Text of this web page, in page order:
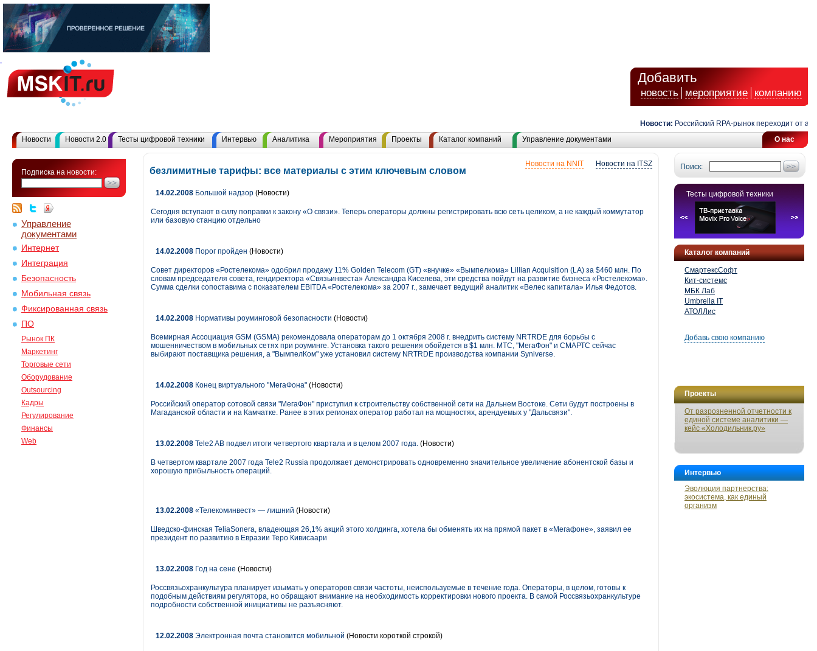
Добавить
новость мероприятие компанию
Новости: Российский RPA-рынок переходит от
О нас
Новости Новости 2.0 Тесты цифровой техники Интервью Аналитика Мероприятия Проекты Каталог компаний Управление документами
Подписка на новости:
Управление
документами
Интернет
Интеграция
Безопасность
Мобильная связь
Фиксированная связь
ПО
Рынок ПК
Маркетинг
Торговые сети
Оборудование
Outsourcing
Кадры
Регулирование
Финансы
Web
Поиск:
Тесты цифровой техники
Каталог компаний
СмартексСофт
Кит-системс
МБК Лаб
Umbrella IT
АТОЛЛис
Добавь свою компанию
Проекты
От разрозненной отчетности к
единой системе аналитики —
кейс «Холодильник.ру»
Интервью
Эволюция партнерства:
экосистема, как единый
организм
Новости на ITSZ
Новости на NNIT
безлимитные тарифы: все материалы с этим ключевым словом
14.02.2008 Большой надзор (Новости)
Сегодня вступают в силу поправки к закону «О связи». Теперь операторы должны регистрировать всю сеть целиком, а не каждый коммутатор
или базовую станцию отдельно
14.02.2008 Порог пройден (Новости)
Совет директоров «Ростелекома» одобрил продажу 11% Golden Telecom (GT) «внучке» «Вымпелкома» Lillian Acquisition (LA) за $460 млн. По
словам председателя совета, гендиректора «Связьинвеста» Александра Киселева, эти средства пойдут на развитие бизнеса «Ростелекома».
Сумма сделки сопоставима с показателем EBITDA «Ростелекома» за 2007 г., замечает ведущий аналитик «Велес капитала» Илья Федотов.
14.02.2008 Нормативы роуминговой безопасности (Новости)
Всемирная Ассоциация GSM (GSMA) рекомендовала операторам до 1 октября 2008 г. внедрить систему NRTRDE для борьбы с
мошенничеством в мобильных сетях при роуминге. Установка такого решения обойдется в $1 млн. МТС, "МегаФон" и СМАРТС сейчас
выбирают поставщика решения, а "ВымпелКом" уже установил систему NRTRDE производства компании Syniverse.
14.02.2008 Конец виртуального "МегаФона" (Новости)
Российский оператор сотовой связи "МегаФон" приступил к строительству собственной сети на Дальнем Востоке. Сети будут построены в
Магаданской области и на Камчатке. Ранее в этих регионах оператор работал на мощностях, арендуемых у "Дальсвязи".
13.02.2008 Tele2 AB подвел итоги четвертого квартала и в целом 2007 года. (Новости)
В четвертом квартале 2007 года Tele2 Russia продолжает демонстрировать одновременно значительное увеличение абонентской базы и
хорошую прибыльность операций.
13.02.2008 «Телекоминвест» — лишний (Новости)
Шведско-финская TeliaSonera, владеющая 26,1% акций этого холдинга, хотела бы обменять их на прямой пакет в «Мегафоне», заявил ее
президент по развитию в Евразии Теро Кивисаари
13.02.2008 Год на сене (Новости)
Россвязьохранкультура планирует изымать у операторов связи частоты, неиспользуемые в течение года. Операторы, в целом, готовы к
подобным действиям регулятора, но обращают внимание на необходимость корректировки нового проекта. В самой Россвязьохранкультуре
подробности собственной инициативы не разъясняют.
12.02.2008 Электронная почта становится мобильной (Новости короткой строкой)